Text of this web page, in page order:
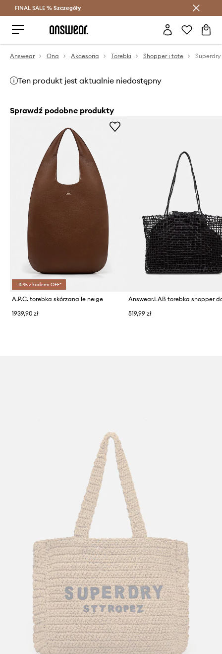
Oszczędzaj z Answear Club >
FINAL SALE % Szczegóły
Answear Ona Akcesoria Torebki Shopper i tote
Ten produkt jest aktualnie niedostępny
Sprawdź podobne produkty
-15% z kodem: OFF*
A.P.C. torebka skórzana le neige
1939,90 zł
519,99 zł